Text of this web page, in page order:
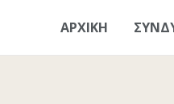
ΑΡΧΙΚΗ